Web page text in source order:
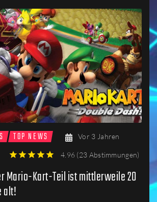
TOP NEWS Vor 3 Jahren
4.96 (23 Abstimmungen)
Mario-Kart-Teil ist mittlerweile 20
alt!